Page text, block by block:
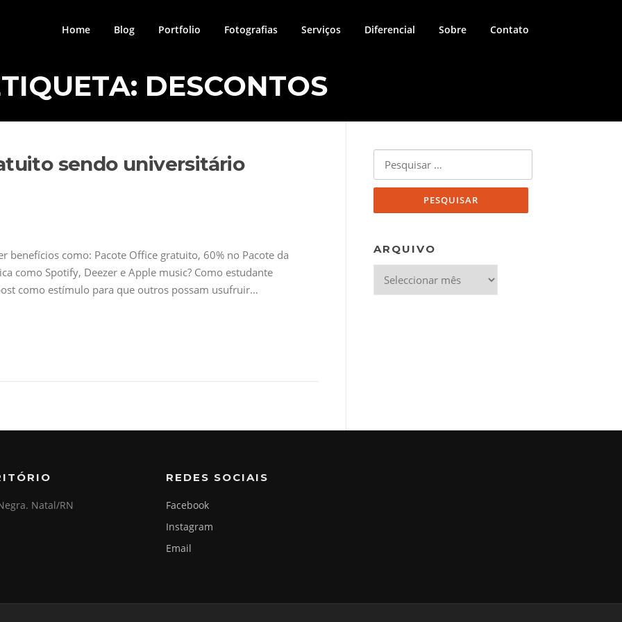
Home Blog Portfolio Fotografias Serviços Diferencial Sobre Contato
DESCONTOS
sendo universitário
benefícios como: Pacote Office gratuito, 60% no Pacote da
como Spotify, Deezer e Apple music? Como estudante
como estímulo para que outros possam usufruir…
ARQUIVO
Natal/RN
REDES SOCIAIS
Facebook
Instagram
Email